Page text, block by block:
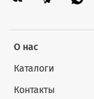
О нас
Каталоги
Контакты